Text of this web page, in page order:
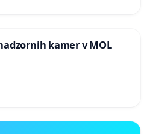
kamer v MOL